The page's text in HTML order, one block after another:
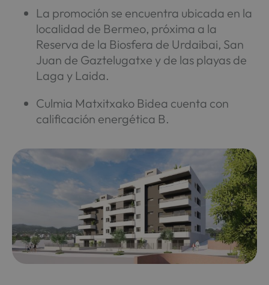
La promoción se encuentra ubicada en la
localidad de Bermeo, próxima a la
Reserva de la Biosfera de Urdaibai, San
Juan de Gaztelugatxe y de las playas de
Laga y Laida.
Culmia Matxitxako Bidea cuenta con
calificación energética B.